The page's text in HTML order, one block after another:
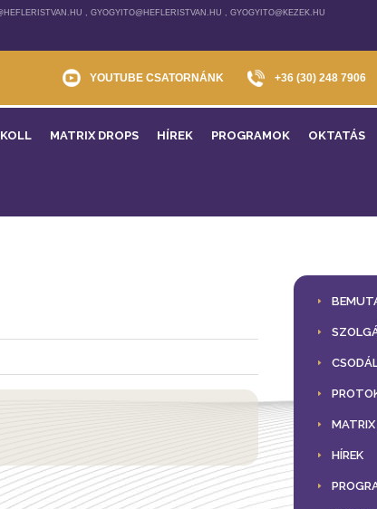
, GYOGYITO@HEFLERISTVAN.HU , GYOGYITO@KEZEK.HU
YOUTUBE CSATORNÁNK +36 (30) 248 7906
MATRIX DROPS HÍREK PROGRAMOK OKTATÁS
MATRIX
HÍREK